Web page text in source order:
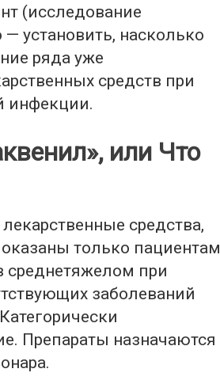
(исследование
установить, насколько
ряда уже
средств при
инфекции.
или Что
средства,
только пациентам
среднетяжелом при
заболеваний
Препараты назначаются